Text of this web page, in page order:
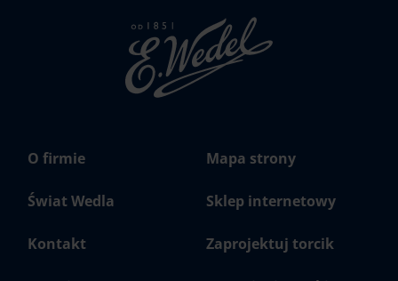
Strona
głowna
Wedel.pl
O firmie
Świat Wedla
Kontakt
Mapa strony
Sklep internetowy
Zaprojektuj torcik